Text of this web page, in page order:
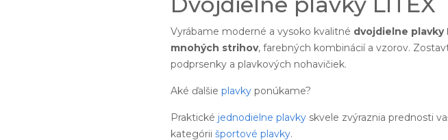
Vyrábame moderné a vysoko kvalitné dvojdielne plavky
mnohých strihov, farebných kombinácií a vzorov.
podprsenky a plavkových nohavičiek.
Aké ďalšie plavky ponúkame?
Praktické jednodielne plavky skvele zvýraznia prednosti
kategórii športové plavky.